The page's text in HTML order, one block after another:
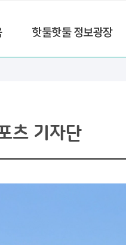
핫둘핫둘 정보광장
츠 기자단